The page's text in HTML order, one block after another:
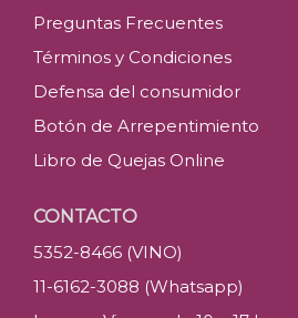
Preguntas Frecuentes
Términos y Condiciones
Defensa del consumidor
Botón de Arrepentimiento
Libro de Quejas Online
CONTACTO
5352-8466 (VINO)
11-6162-3088 (Whatsapp)